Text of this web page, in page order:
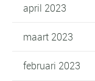
april 2023
maart 2023
februari 2023